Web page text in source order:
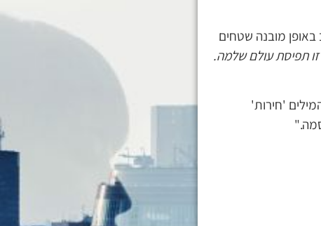
מובנה שטחים
תפיסת עולם שלמה.
'חירות'